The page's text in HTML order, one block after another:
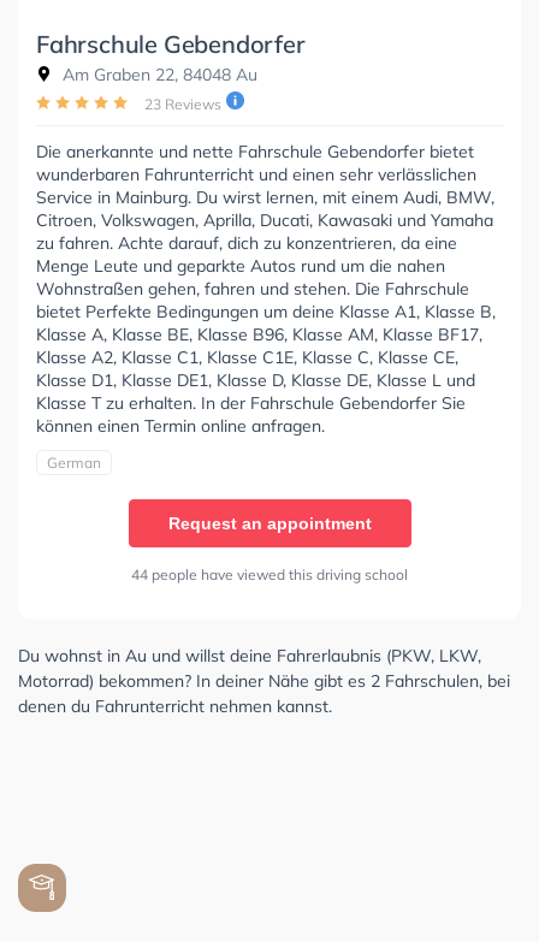
Fahrschule Gebendorfer
Am Graben 22, 84048 Au
23 Reviews
Die anerkannte und nette Fahrschule Gebendorfer bietet
wunderbaren Fahrunterricht und einen sehr verlässlichen
Service in Mainburg. Du wirst lernen, mit einem Audi, BMW,
Citroen, Volkswagen, Aprilla, Ducati, Kawasaki und Yamaha
zu fahren. Achte darauf, dich zu konzentrieren, da eine
Menge Leute und geparkte Autos rund um die nahen
Wohnstraßen gehen, fahren und stehen. Die Fahrschule
bietet Perfekte Bedingungen um deine Klasse A1, Klasse B,
Klasse A, Klasse BE, Klasse B96, Klasse AM, Klasse BF17,
Klasse A2, Klasse C1, Klasse C1E, Klasse C, Klasse CE,
Klasse D1, Klasse DE1, Klasse D, Klasse DE, Klasse L und
Klasse T zu erhalten. In der Fahrschule Gebendorfer Sie
können einen Termin online anfragen.
German
Request an appointment
44 people have viewed this driving school
Du wohnst in Au und willst deine Fahrerlaubnis (PKW, LKW,
Motorrad) bekommen? In deiner Nähe gibt es 2 Fahrschulen, bei
denen du Fahrunterricht nehmen kannst.